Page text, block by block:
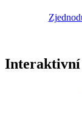
Interaktivní